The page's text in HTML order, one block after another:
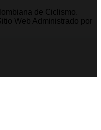
de Ciclismo.
Web Administrado por